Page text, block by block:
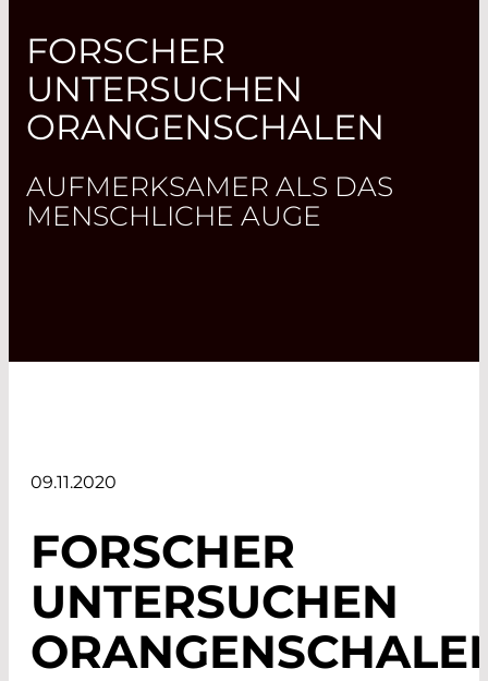
FORSCHER
UNTERSUCHEN
ORANGENSCHALEN
AUFMERKSAMER ALS DAS
MENSCHLICHE AUGE
09.11.2020
FORSCHER
UNTERSUCHEN